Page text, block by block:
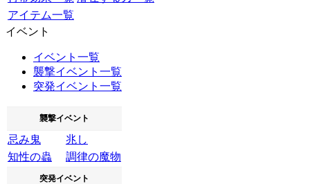
アイテム一覧
イベント
イベント一覧
襲撃イベント一覧
突発イベント一覧
襲撃イベント
忌み鬼
兆し
知性の蟲
調律の魔物
突発イベント